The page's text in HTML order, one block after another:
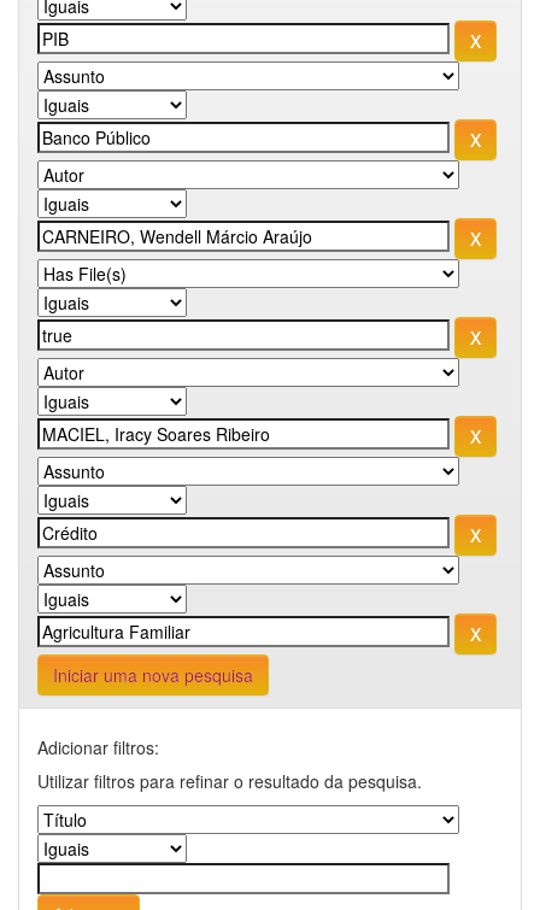
Iniciar uma nova pesquisa
Adicionar filtros:
Utilizar filtros para refinar o resultado da pesquisa.